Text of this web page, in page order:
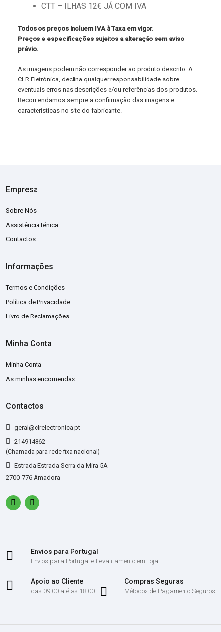
CTT – ILHAS 12€ JÁ COM IVA
Todos os preços incluem IVA à Taxa em vigor.
Preços e especificações sujeitos a alteração sem aviso
prévio.
As imagens podem não corresponder ao produto descrito. A
CLR Eletrónica, declina qualquer responsabilidade sobre
eventuais erros nas descrições e/ou referências dos produtos.
Recomendamos sempre a confirmação das imagens e
características no site do fabricante.
Empresa
Sobre Nós
Assistência ténica
Contactos
Informações
Termos e Condições
Política de Privacidade
Livro de Reclamações
Minha Conta
Minha Conta
As minhas encomendas
Contactos
geral@clrelectronica.pt
214914862
(Chamada para rede fixa nacional)
Estrada Estrada Serra da Mira 5A
2700-776 Amadora
Envios para Portugal
Envios para Portugal e Levantamento em Loja
Apoio ao Cliente
das 09:00 até as 18:00
Compras Seguras
Métodos de Pagamento Seguros